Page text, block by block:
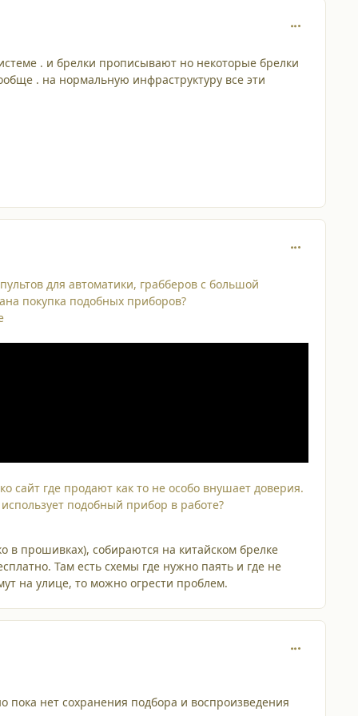
. и брелки прописывают но некоторые брелки
. на нормальную инфраструктуру все эти
для автоматики, грабберов с большой
покупка подобных приборов?
сайт где продают как то не особо внушает доверия.
подобный прибор в работе?
в прошивках), собираются на китайском брелке
Там есть схемы где нужно паять и где не
на улице, то можно огрести проблем.
пока нет сохранения подбора и воспроизведения